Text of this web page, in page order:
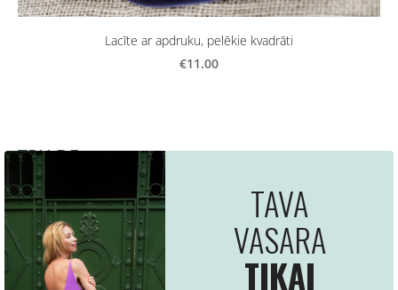
TRU:DE -Latvijā ražots apģērbs un aksesuāri
pieaugušajiem
Lacīte ar apdruku, pelēkie kvadrāti
€11.00
SĀKUMS Padomi un Styling Sīkdatnes
We use cookies to deliver services, for marketing